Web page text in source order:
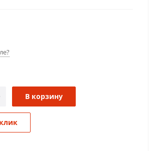
В корзину